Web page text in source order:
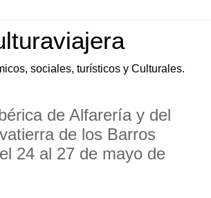
sociales, turísticos y Culturales.
de Alfarería y del
de los Barros
24 al 27 de mayo de